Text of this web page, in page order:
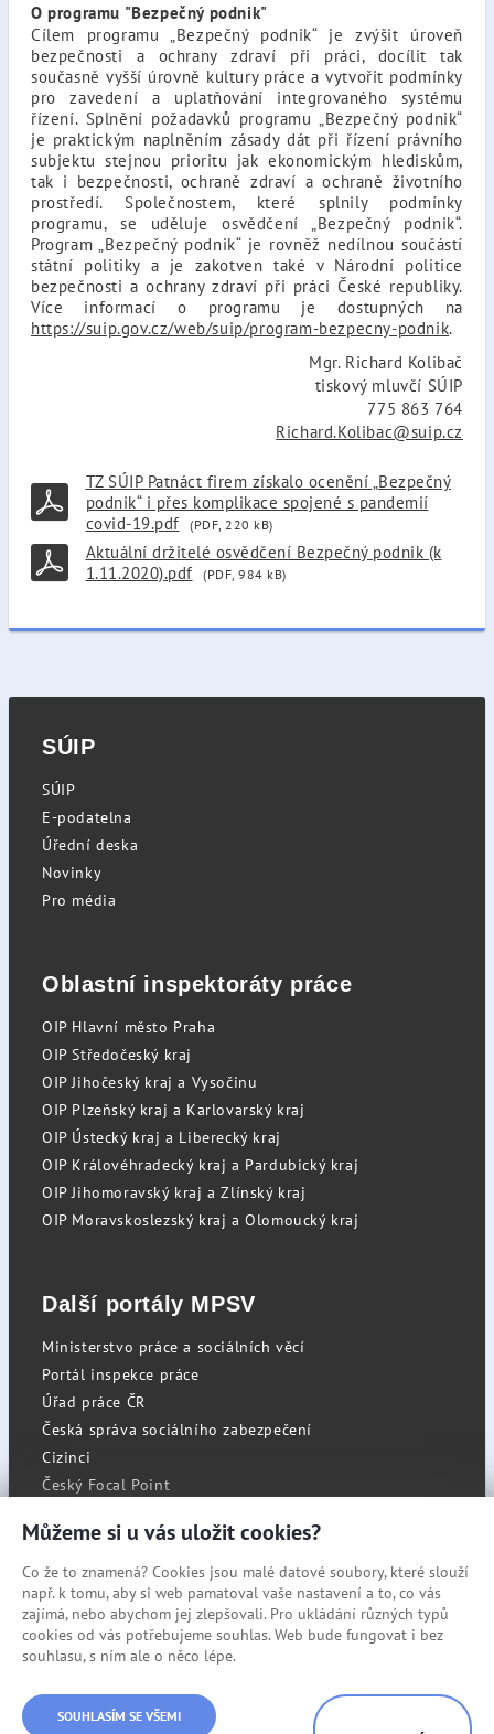
O programu "Bezpečný podnik"
Cílem programu „Bezpečný podnik“ je zvýšit úroveň
bezpečnosti a ochrany zdraví při práci, docílit tak
současně vyšší úrovně kultury práce a vytvořit podmínky
pro zavedení a uplatňování integrovaného systému
řízení. Splnění požadavků programu „Bezpečný podnik“
je praktickým naplněním zásady dát při řízení právního
subjektu stejnou prioritu jak ekonomickým hlediskům,
tak i bezpečnosti, ochraně zdraví a ochraně životního
prostředí. Společnostem, které splnily podmínky
programu, se uděluje osvědčení „Bezpečný podnik“.
Program „Bezpečný podnik“ je rovněž nedílnou součástí
státní politiky a je zakotven také v Národní politice
bezpečnosti a ochrany zdraví při práci České republiky.
Více informací o programu je dostupných na
https://suip.gov.cz/web/suip/program-bezpecny-podnik.
Mgr. Richard Kolibač
tiskový mluvčí SÚIP
775 863 764
Richard.Kolibac@suip.cz
TZ SÚIP Patnáct firem získalo ocenění „Bezpečný
podnik“ i přes komplikace spojené s pandemií
covid-19.pdf
(PDF, 220 kB)
Aktuální držitelé osvědčení Bezpečný podnik (k
1.11.2020).pdf
(PDF, 984 kB)
SÚIP
SÚIP
E-podatelna
Úřední deska
Novinky
Pro média
Oblastní inspektoráty práce
OIP Hlavní město Praha
OIP Středočeský kraj
OIP Jihočeský kraj a Vysočinu
OIP Plzeňský kraj a Karlovarský kraj
OIP Ústecký kraj a Liberecký kraj
OIP Královéhradecký kraj a Pardubický kraj
OIP Jihomoravský kraj a Zlínský kraj
OIP Moravskoslezský kraj a Olomoucký kraj
Další portály MPSV
Ministerstvo práce a sociálních věcí
Portál inspekce práce
Úřad práce ČR
Česká správa sociálního zabezpečení
Cizinci
Český Focal Point
RSS
Cookies
Prohlášení o přístupnosti
Mapa stránek
© Státní úřad inspekce práce
Můžeme si u vás uložit cookies?
Co že to znamená? Cookies jsou malé datové soubory, které slouží
např. k tomu, aby si web pamatoval vaše nastavení a to, co vás
zajímá, nebo abychom jej zlepšovali. Pro ukládání různých typů
cookies od vás potřebujeme souhlas. Web bude fungovat i bez
souhlasu, s ním ale o něco lépe.
SOUHLASÍM SE VŠEMI